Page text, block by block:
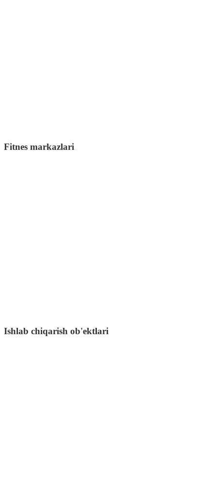
Fitnes markazlari
Ishlab chiqarish ob'ektlari